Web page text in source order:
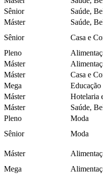
Sênior
Saúde,
Máster
Saúde,
Sênior
Casa e
Pleno
Máster
Máster
Casa e
Mega
Educação
Máster
Hotelaria
Máster
Saúde,
Pleno
Moda
Sênior
Moda
Máster
Mega